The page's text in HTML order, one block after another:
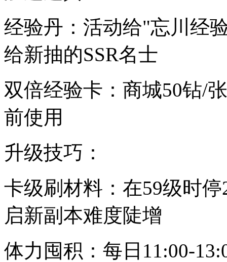
经验丹：活动给"忘川经
给新抽的SSR名士
双倍经验卡：商城50钻/
前使用
升级技巧：
卡级刷材料：在59级时
启新副本难度陡增
体力囤积：每日11:00-